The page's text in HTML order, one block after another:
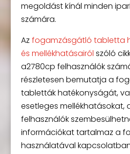
megoldást kínál minden
számára.
Az fogamzásgátló tabletta
és mellékhatásairól szóló
a2780cp felhasználók
részletesen bemutatja a
tabletták hatékonyságát,
esetleges mellékhatásokat,
felhasználók
információkat tartalmaz a
használatával